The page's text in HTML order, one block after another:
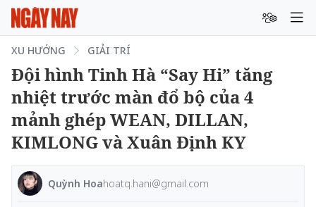
XU HƯỚNG GIẢI TRÍ
Đội hình Tinh Hà “Say Hi” tăng
nhiệt trước màn đổ bộ của 4
mảnh ghép WEAN, DILLAN,
KIMLONG và Xuân Định KY
Quỳnh Hoahoatq.hani@gmail.com